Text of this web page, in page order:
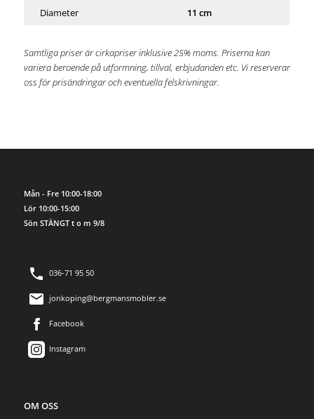
Diameter 11 cm
Samtliga priser är cirkapriser inklusive 25% moms. Priserna kan
variera beroende på utformning, tillval, erbjudanden etc. Vi reserverar
oss för prisändringar och eventuella felskrivningar.
Mån - Fre 10:00-18:00
Lör 10:00-15:00
Sön STÄNGT t o m 9/8
036-71 95 50
jonkoping@bergmansmobler.se
Facebook
Instagram
OM OSS